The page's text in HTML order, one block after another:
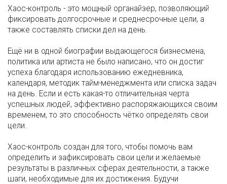
Хаос-контроль - это мощный органайзер, позволяющий
фиксировать долгосрочные и среднесрочные цели, а
также составлять списки дел на день.
Ещё ни в одной биографии выдающегося бизнесмена,
политика или артиста не было написано, что он достиг
успеха благодаря использованию ежедневника,
календаря, методик тайм-менеджмента или списка задач
на день. Если и есть какая-то отличительная черта
успешных людей, эффективно распоряжающихся своим
временем, то это способность чётко определять свои
цели.
Хаос-контроль создан для того, чтобы помочь вам
определить и зафиксировать свои цели и желаемые
результаты в различных сферах деятельности, а также
шаги, необходимые для их достижения. Будучи